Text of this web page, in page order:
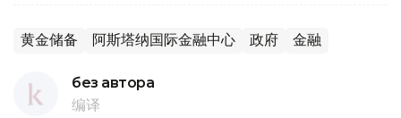
黄金储备 阿斯塔纳国际金融中心 政府 金融
без автора
编译